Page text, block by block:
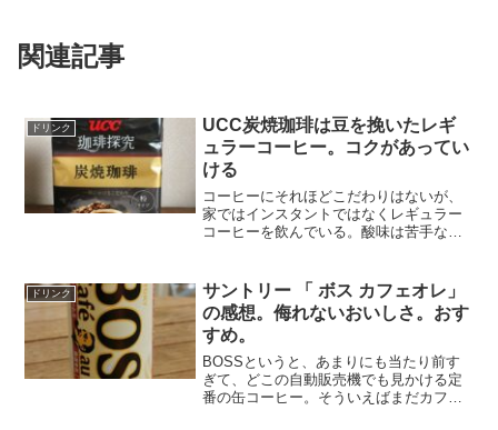
関連記事
ドリンク
UCC炭焼珈琲は豆を挽いたレギ
ュラーコーヒー。コクがあってい
ける
コーヒーにそれほどこだわりはないが、
家ではインスタントではなくレギュラー
コーヒーを飲んでいる。酸味は苦手なの
ブレンドの豆を買うことが多い。スーパ
ーで売っている挽いてある...
ドリンク
サントリー 「 ボス カフェオレ」
の感想。侮れないおいしさ。おす
すめ。
BOSSというと、あまりにも当たり前す
ぎて、どこの自動販売機でも見かける定
番の缶コーヒー。そういえばまだカフェ